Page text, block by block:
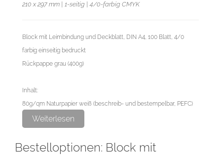
210 x 297 mm | 1-seitig | 4/0-farbig CMYK
Block mit Leimbindung und Deckblatt, DIN A4, 100 Blatt, 4/0
farbig einseitig bedruckt
Rückpappe grau (400g)
Inhalt:
80g/qm Naturpapier weiß (beschreib- und bestempelbar, PEFC)
4/0 farbig einseitig bedruckt
Datenformat: 21,6 cm x 30,3 cm
Weiterlesen
Bestelloptionen: Block mit